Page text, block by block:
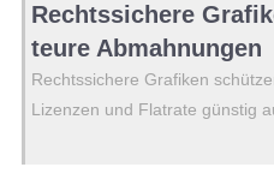
Rechtssichere
teure Abmahnungen
Rechtssichere Grafiken
Lizenzen und Flatrate günstig